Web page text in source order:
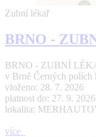
Zubní lékař
BRNO -
BRNO - ZUBNÍ
v Brně Černých polích
vloženo: 28. 7. 2026
platnost do: 27. 9. 2026
lokalita:
více